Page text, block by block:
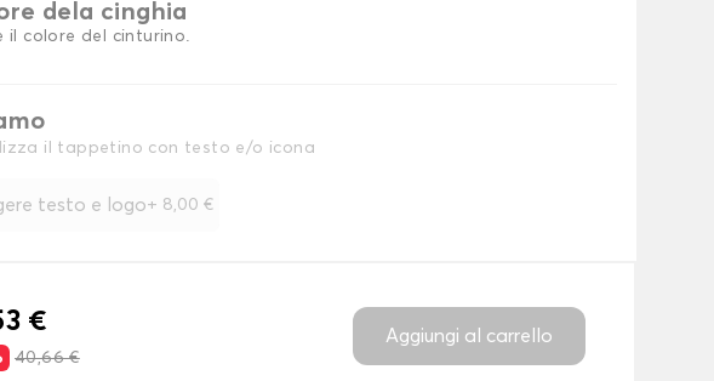
dela cinghia
il colore del cinturino.
il tappetino con testo e/o icona
testo e logo+ 8,00 €
€
40,66 €
Aggiungi al carrello